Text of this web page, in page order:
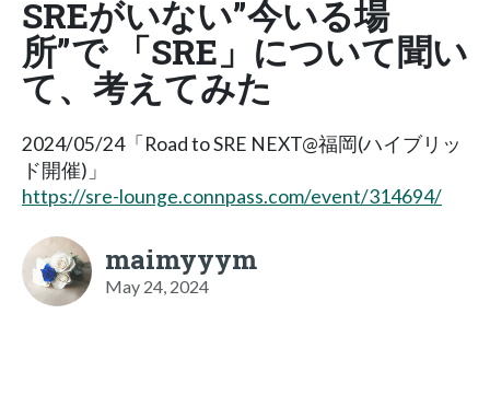
SREがいない”今いる場
所”で 「SRE」について聞い
て、考えてみた
2024/05/24「Road to SRE NEXT@福岡(ハイブリッ
ド開催)」
https://sre-lounge.connpass.com/event/314694/
maimyyym
May 24, 2024